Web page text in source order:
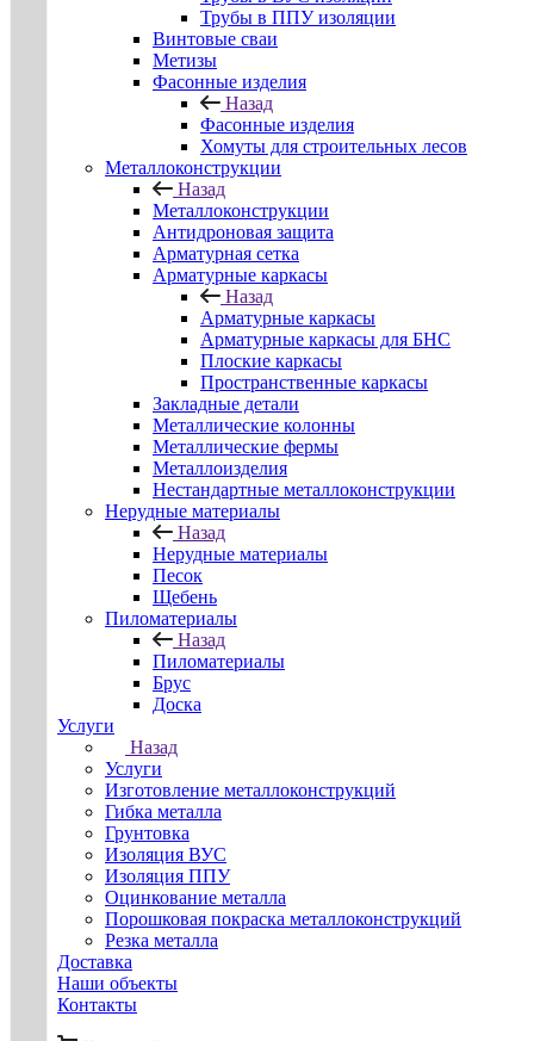
Трубы в ППУ изоляции
Винтовые сваи
Метизы
Фасонные изделия
Назад
Фасонные изделия
Хомуты для строительных лесов
Металлоконструкции
Назад
Металлоконструкции
Антидроновая защита
Арматурная сетка
Арматурные каркасы
Назад
Арматурные каркасы
Арматурные каркасы для БНС
Плоские каркасы
Пространственные каркасы
Закладные детали
Металлические колонны
Металлические фермы
Металлоизделия
Нестандартные металлоконструкции
Нерудные материалы
Назад
Нерудные материалы
Песок
Щебень
Пиломатериалы
Назад
Пиломатериалы
Брус
Доска
Услуги
Назад
Услуги
Изготовление металлоконструкций
Гибка металла
Грунтовка
Изоляция ВУС
Изоляция ППУ
Оцинкование металла
Порошковая покраска металлоконструкций
Резка металла
Доставка
Наши объекты
Контакты